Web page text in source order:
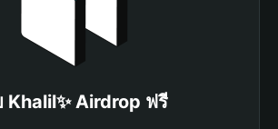
Khalil✨ Airdrop ฟรี